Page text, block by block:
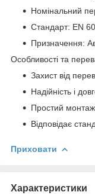
Номінальний
Стандарт: EN
Призначення:
Особливості та
Захист від
Надійність і
Простий монтаж.
Відповідає
Приховати
Характеристики